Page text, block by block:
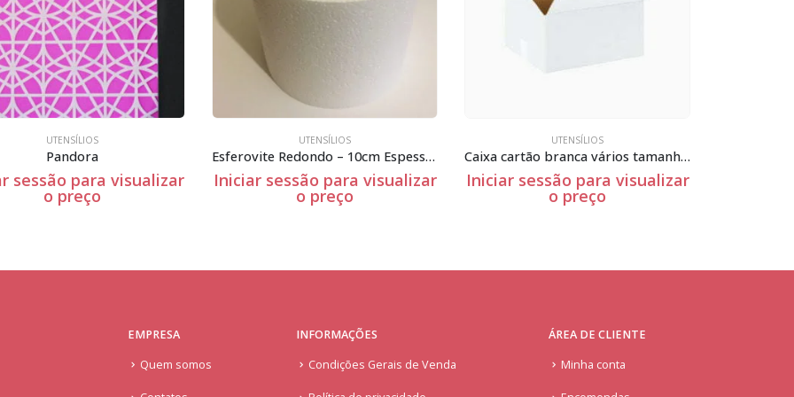
UTENSÍLIOS
sessão para visualizar
o preço
UTENSÍLIOS
Iniciar sessão para visualizar
o preço
DIA DOS NAMORADOS
Stxx-035
Iniciar sessão para visualizar
o preço
EMPRESA
Quem somos
INFORMAÇÕES
Condições Gerais de Venda
ÁREA DE CLIENTE
Minha conta